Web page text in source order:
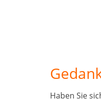
Haben Sie